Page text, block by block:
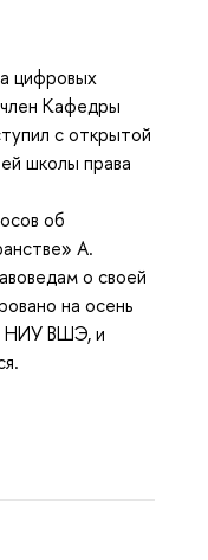
цифровых
Кафедры
с открытой
школы права
об
А.
о своей
на осень
НИУ ВШЭ, и